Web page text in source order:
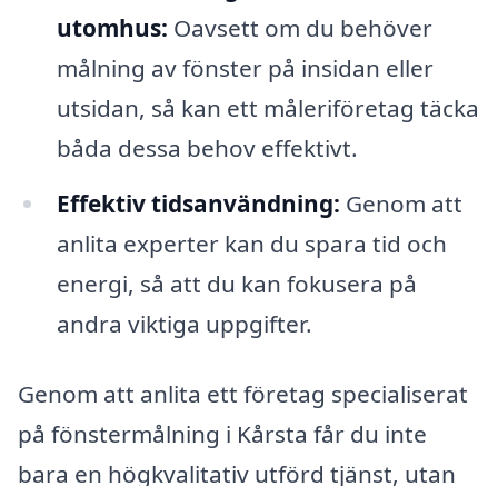
utomhus: Oavsett om du behöver
målning av fönster på insidan eller
utsidan, så kan ett måleriföretag täcka
båda dessa behov effektivt.
Effektiv tidsanvändning: Genom att
anlita experter kan du spara tid och
energi, så att du kan fokusera på
andra viktiga uppgifter.
Genom att anlita ett företag specialiserat
på fönstermålning i Kårsta får du inte
bara en högkvalitativ utförd tjänst, utan